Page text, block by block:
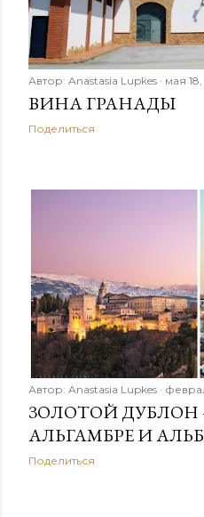
Автор: Anastasia Lupkes мая
ВИНА ГРАНАДЫ
Поделиться
Автор: Anastasia Lupkes
ЗОЛОТОЙ
АЛЬГАМБРЕ И
Поделиться